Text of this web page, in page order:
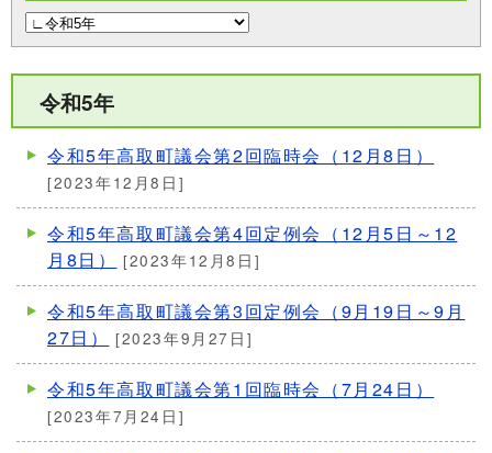
令和5年
令和5年高取町議会第2回臨時会（12月8日）
[2023年12月8日]
令和5年高取町議会第4回定例会（12月5日～12
月8日）
[2023年12月8日]
令和5年高取町議会第3回定例会（9月19日～9月
27日）
[2023年9月27日]
令和5年高取町議会第1回臨時会（7月24日）
[2023年7月24日]